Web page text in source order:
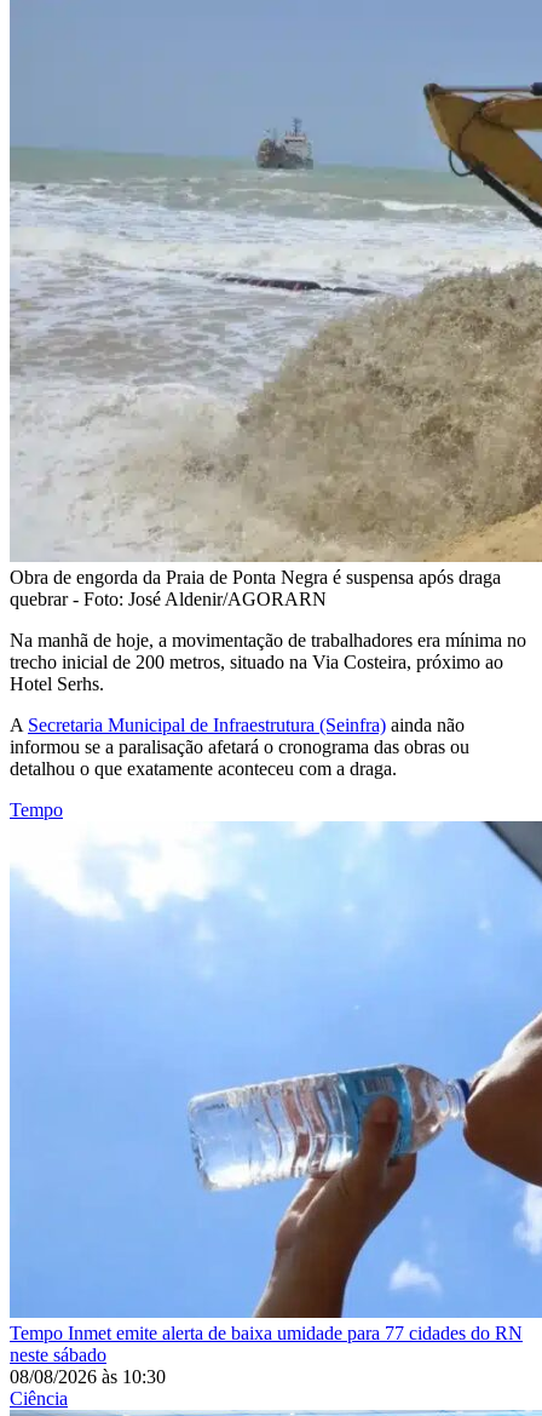
Obra de engorda da Praia de Ponta Negra é suspensa após draga
quebrar - Foto: José Aldenir/AGORARN
Na manhã de hoje, a movimentação de trabalhadores era mínima no
trecho inicial de 200 metros, situado na Via Costeira, próximo ao
Hotel Serhs.
A Secretaria Municipal de Infraestrutura (Seinfra) ainda não
informou se a paralisação afetará o cronograma das obras ou
detalhou o que exatamente aconteceu com a draga.
Tempo
Tempo Inmet emite alerta de baixa umidade para 77 cidades do RN
neste sábado
08/08/2026 às 10:30
Ciência